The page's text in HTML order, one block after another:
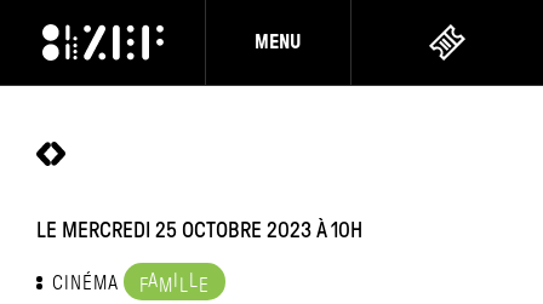
MENU
LE MERCREDI 25 OCTOBRE 2023 À 10H
CINÉMA FAM LE